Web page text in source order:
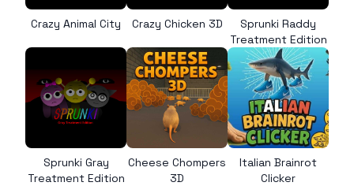
Crazy Animal City Crazy Chicken 3D
Sprunki Raddy
Treatment Edition
Sprunki Gray
Treatment Edition
Cheese Chompers
3D
Italian Brainrot
Clicker